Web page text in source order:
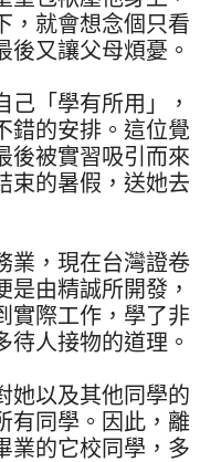
，就會想念個只看
後又讓父母煩憂。
「學有所用」，
錯的安排。這位覺
後被實習吸引而來
束的暑假，送她去
業，現在台灣證卷
是由精誠所開發，
實際工作，學了非
待人接物的道理。
她以及其他同學的
有同學。因此，離
業的它校同學，多